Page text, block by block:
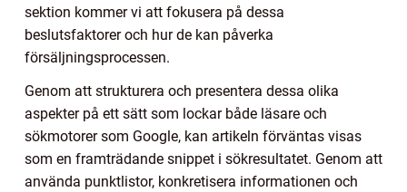
sektion kommer vi att fokusera på dessa
beslutsfaktorer och hur de kan påverka
försäljningsprocessen.
Genom att strukturera och presentera dessa olika
aspekter på ett sätt som lockar både läsare och
sökmotorer som Google, kan artikeln förväntas visas
som en framträdande snippet i sökresultatet. Genom att
använda punktlistor, konkretisera informationen och